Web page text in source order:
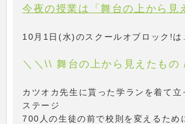
今夜の授業は「舞台の上から見
10月1日(水)のスクールオブロック!は
＼＼\\ 舞台の上から見えたもの
カツオカ先生に貰った学ランを着て立
ステージ
700人の生徒の前で校則を変えるため